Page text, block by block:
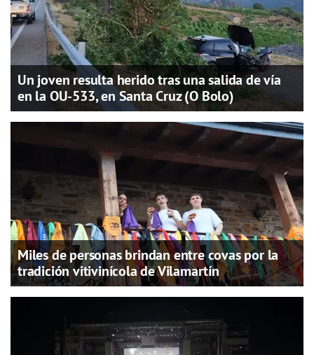
Un joven resulta herido tras una salida de vía
en la OU-533, en Santa Cruz (O Bolo)
Miles de personas brindan entre covas por la
tradición vitivinícola de Vilamartín